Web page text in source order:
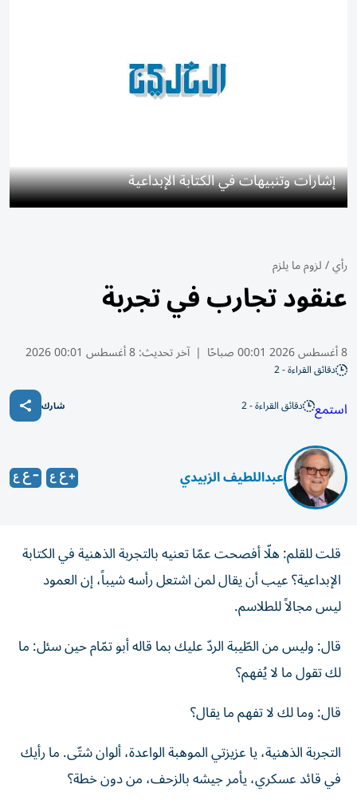
إشارات وتنبيهات في الكتابة الإبداعية
رأي/لزوم ما يلزم
عنقود تجارب في تجربة
8 أغسطس 2026 00:01 صباحًا | آخر تحديث:8 أغسطس 00:01 2026
دقائق القراءة - 2
استمع دقائق القراءة - 2 شارك
عبداللطيف الزبيدي
قلت للقلم: هلّا أفصحت عمّا تعنيه بالتجربة الذهنية في الكتابة
الإبداعية؟ عيب أن يقال لمن اشتعل رأسه شيباً، إن العمود
ليس مجالاً للطلاسم.
قال: وليس من الطّيبة الردّ عليك بما قاله أبو تمّام حين سئل: ما
لك تقول ما لا يُفهم؟
قال: وما لك لا تفهم ما يقال؟
التجربة الذهنية، يا عزيزتي الموهبة الواعدة، ألوان شتّى. ما رأيك
في قائد عسكري، يأمر جيشه بالزحف، من دون خطة؟